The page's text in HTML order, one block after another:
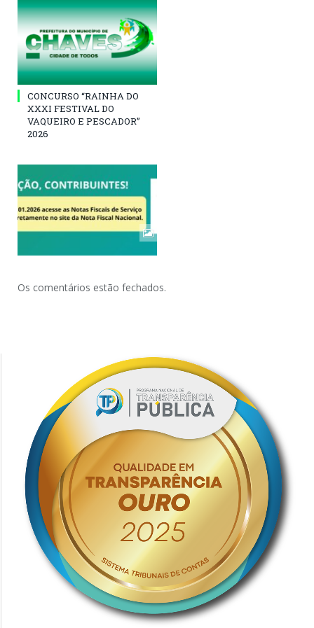
CONCURSO “RAINHA DO
XXXI FESTIVAL DO
VAQUEIRO E PESCADOR”
2026
Os comentários estão fechados.